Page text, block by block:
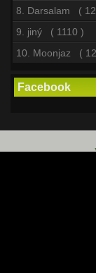
8. Darsalam (
9. jiný ( 1110 )
10. Moonjaz (
Facebook